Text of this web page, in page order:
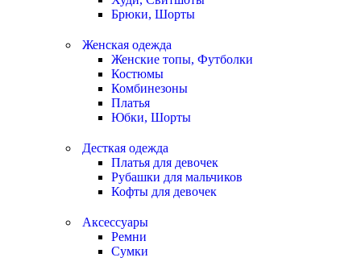
Брюки, Шорты
Женская одежда
Женские топы, Футболки
Костюмы
Комбинезоны
Платья
Юбки, Шорты
Десткая одежда
Платья для девочек
Рубашки для мальчиков
Кофты для девочек
Аксессуары
Ремни
Сумки